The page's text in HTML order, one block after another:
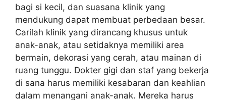
bagi si kecil, dan suasana klinik yang
mendukung dapat membuat perbedaan besar.
Carilah klinik yang dirancang khusus untuk
anak-anak, atau setidaknya memiliki area
bermain, dekorasi yang cerah, atau mainan di
ruang tunggu. Dokter gigi dan staf yang bekerja
di sana harus memiliki kesabaran dan keahlian
dalam menangani anak-anak. Mereka harus